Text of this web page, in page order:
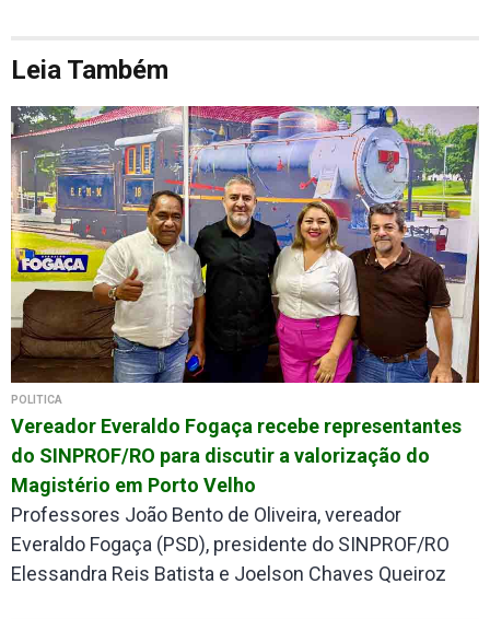
Leia Também
POLÍTICA
Vereador Everaldo Fogaça recebe representantes
do SINPROF/RO para discutir a valorização do
Magistério em Porto Velho
Professores João Bento de Oliveira, vereador
Everaldo Fogaça (PSD), presidente do SINPROF/RO
Elessandra Reis Batista e Joelson Chaves Queiroz